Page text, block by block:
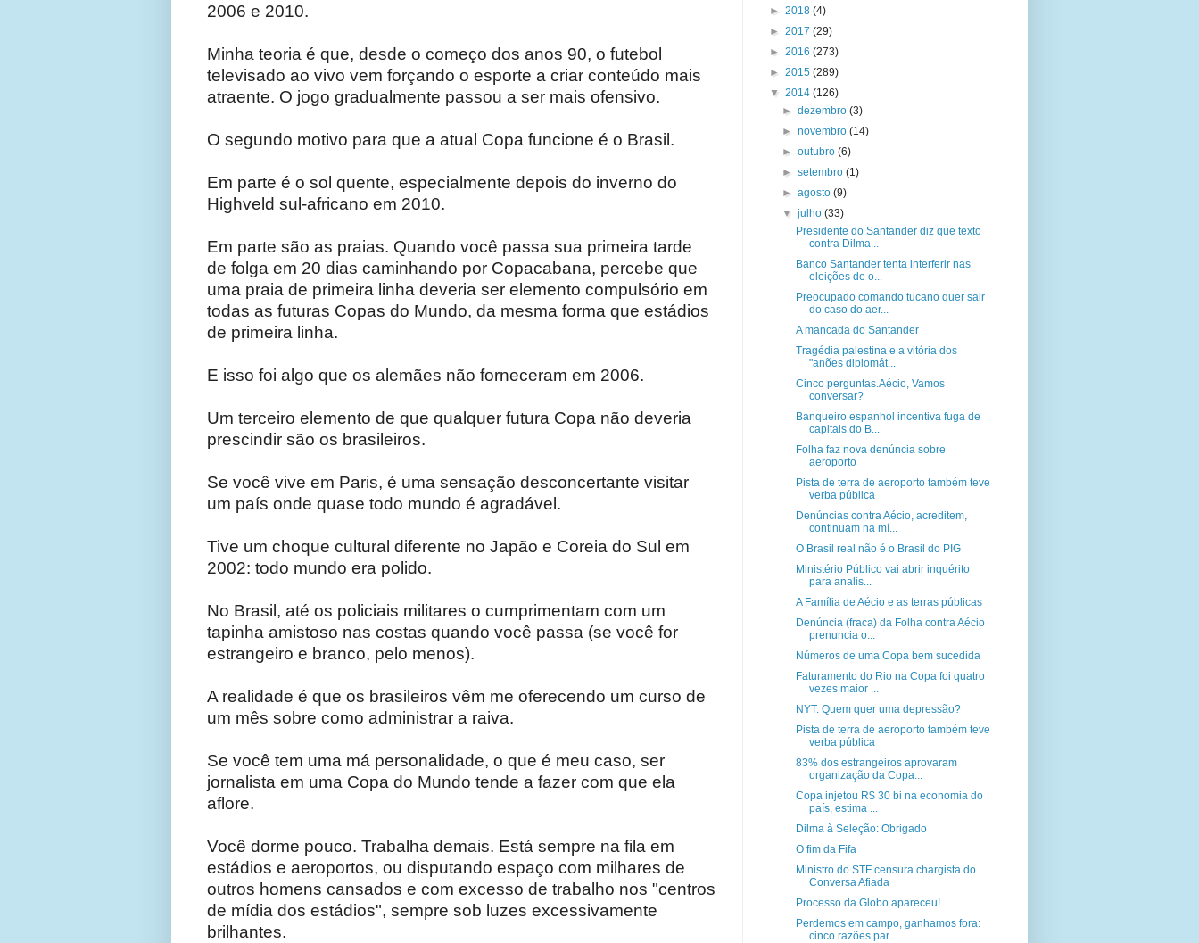
2006 e 2010.
Minha teoria é que, desde o começo dos anos 90, o futebol
televisado ao vivo vem forçando o esporte a criar conteúdo mais
atraente. O jogo gradualmente passou a ser mais ofensivo.
O segundo motivo para que a atual Copa funcione é o Brasil.
Em parte é o sol quente, especialmente depois do inverno do
Highveld sul-africano em 2010.
Em parte são as praias. Quando você passa sua primeira tarde
de folga em 20 dias caminhando por Copacabana, percebe que
uma praia de primeira linha deveria ser elemento compulsório em
todas as futuras Copas do Mundo, da mesma forma que estádios
de primeira linha.
E isso foi algo que os alemães não forneceram em 2006.
Um terceiro elemento de que qualquer futura Copa não deveria
prescindir são os brasileiros.
Se você vive em Paris, é uma sensação desconcertante visitar
um país onde quase todo mundo é agradável.
Tive um choque cultural diferente no Japão e Coreia do Sul em
2002: todo mundo era polido.
No Brasil, até os policiais militares o cumprimentam com um
tapinha amistoso nas costas quando você passa (se você for
estrangeiro e branco, pelo menos).
A realidade é que os brasileiros vêm me oferecendo um curso de
um mês sobre como administrar a raiva.
Se você tem uma má personalidade, o que é meu caso, ser
jornalista em uma Copa do Mundo tende a fazer com que ela
aflore.
Você dorme pouco. Trabalha demais. Está sempre na fila em
estádios e aeroportos, ou disputando espaço com milhares de
outros homens cansados e com excesso de trabalho nos "centros
de mídia dos estádios", sempre sob luzes excessivamente
brilhantes.
► 2018 (4)
► 2017 (29)
► 2016 (273)
► 2015 (289)
▼ 2014 (126)
►dezembro(3)
►novembro(14)
►outubro(6)
►setembro(1)
►agosto(9)
▼julho(33)
Presidente do Santander diz que texto
contra Dilma...
Banco Santander tenta interferir nas
eleições de o...
Preocupado comando tucano quer sair
do caso do aer...
A mancada do Santander
Tragédia palestina e a vitória dos
"anões diplomát...
Cinco perguntas.Aécio, Vamos
conversar?
Banqueiro espanhol incentiva fuga de
capitais do B...
Folha faz nova denúncia sobre
aeroporto
Pista de terra de aeroporto também teve
verba pública
Denúncias contra Aécio, acreditem,
continuam na mí...
O Brasil real não é o Brasil do PIG
Ministério Público vai abrir inquérito
para analis...
A Família de Aécio e as terras públicas
Denúncia (fraca) da Folha contra Aécio
prenuncia o...
Números de uma Copa bem sucedida
Faturamento do Rio na Copa foi quatro
vezes maior ...
NYT: Quem quer uma depressão?
Pista de terra de aeroporto também teve
verba pública
83% dos estrangeiros aprovaram
organização da Copa...
Copa injetou R$ 30 bi na economia do
país, estima ...
Dilma à Seleção: Obrigado
O fim da Fifa
Ministro do STF censura chargista do
Conversa Afiada
Processo da Globo apareceu!
Perdemos em campo, ganhamos fora:
cinco razões par...